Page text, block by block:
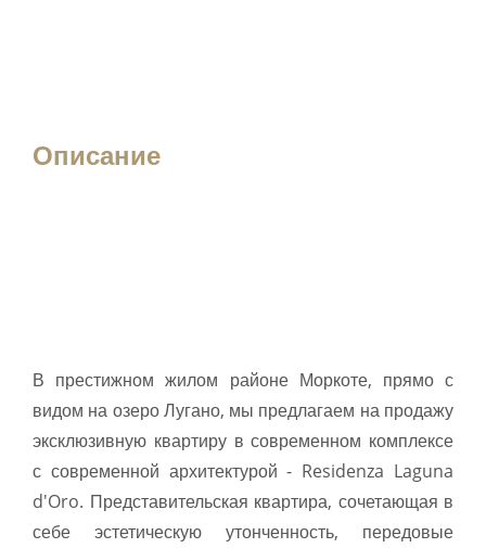
Описание
В престижном жилом районе Моркоте, прямо с
видом на озеро Лугано, мы предлагаем на продажу
эксклюзивную квартиру в современном комплексе
с современной архитектурой - Residenza Laguna
d'Oro. Представительская квартира, сочетающая в
себе эстетическую утонченность, передовые